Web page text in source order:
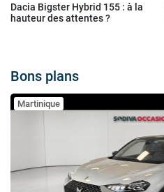
Dacia Bigster Hybrid 155 : à la
hauteur des attentes ?
Bons plans
Martinique